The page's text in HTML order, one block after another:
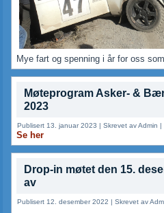
Mye fart og spenning i år for oss
Møteprogram Asker- &
2023
Publisert 13. januar 2023 |Skrevet av Admin |
Se her
Drop-in møtet den 15.
av
Publisert 12. desember 2022 |Skrevet av